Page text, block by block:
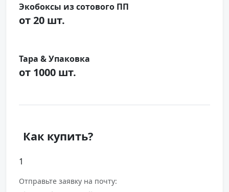
Экобоксы из сотового ПП
от 20 шт.
Тара & Упаковка
от 1000 шт.
Как купить?
1
Отправьте заявку на почту: